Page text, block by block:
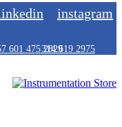
instagram
601 475 2829314 619 2975